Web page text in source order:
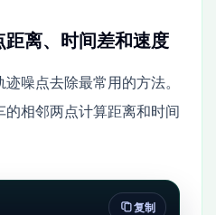
离、时间差和速度
噪点去除最常用的方法。
相邻两点计算距离和时间
复制